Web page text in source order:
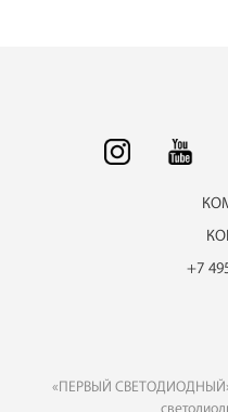
+7
«ПЕРВЫЙ СВЕТОДИОДНЫЙ»